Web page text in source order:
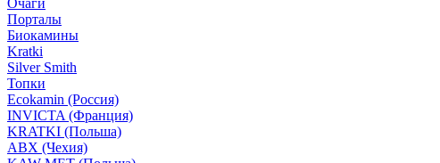
Очаги
Порталы
Биокамины
Kratki
Silver Smith
Топки
Ecokamin (Россия)
INVICTA (Франция)
KRATKI (Польша)
ABX (Чехия)